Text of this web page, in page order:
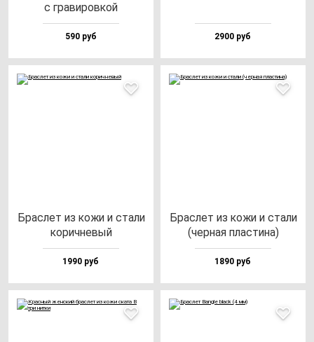
с гра­ви­ров­кой
590 руб 2900 руб
Брас­лет из ко­жи и ста­ли
ко­рич­не­вый
1990 руб
Брас­лет из ко­жи и ста­ли
(чер­ная плас­ти­на)
1890 руб